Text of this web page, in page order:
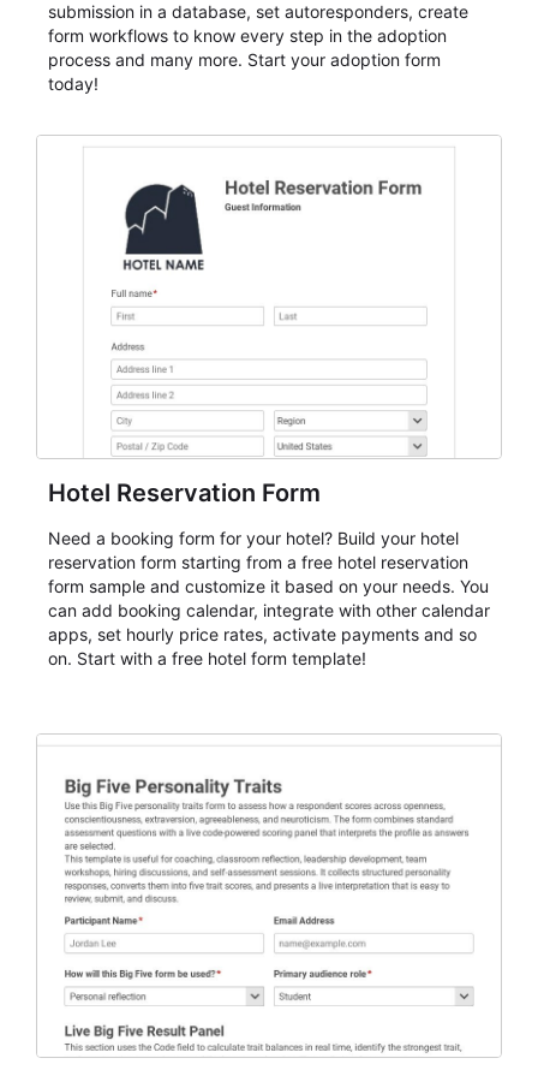
submission in a database, set autoresponders, create
form workflows to know every step in the adoption
process and many more. Start your adoption form
today!
Hotel Reservation Form
Need a booking form for your hotel? Build your hotel
reservation form starting from a free hotel reservation
form sample and customize it based on your needs. You
can add booking calendar, integrate with other calendar
apps, set hourly price rates, activate payments and so
on. Start with a free hotel form template!